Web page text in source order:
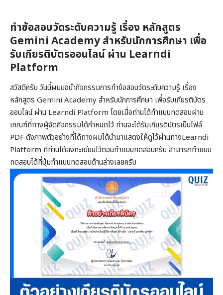
ทำข้อสอบวัดระดับความรู้ เรื่อง หลักสูตร
Gemini Academy สำหรับนักการศึกษา เพื่อ
รับเกียรติบัตรออนไลน์ ผ่าน Learndi
Platform
สวัสดีครับ วันนี้ผมขอนำกิจกรรมการทำข้อสอบวัดระดับความรู้ เรื่อง
หลักสูตร Gemini Academy สำหรับนักการศึกษา เพื่อรับเกียรติบัตร
ออนไลน์ ผ่าน Learndi Platform โดยเมื่อท่านได้ทำแบบทดสอบผ่าน
เกณฑ์ที่ทางผู้จัดกิจกรรมได้กำหนดไว้ ท่านจะได้รับเกียรติบัตรเป็นไฟล์
PDF ดังภาพตัวอย่างที่ได้ทางผมได้นำมาแสดงให้ดูไว้ผ่านทางLearndi
Platform ที่ท่านได้ลงทะเบียนไว้ตอนทำแบบทดสอบครับ สามารถทำแบบ
ทดสอบได้ที่ปุ่มทำแบบทดสอบด้านล่างเลยครับ